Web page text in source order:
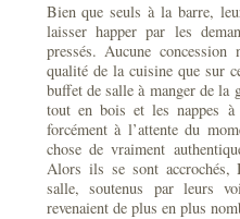
Bien que seuls à la barre,
laisser happer par les
pressés. Aucune
qualité de la cuisine que sur
buffet de salle à manger de la
tout en bois et les nappes à
forcément à l’attente du
chose de vraiment
Alors ils se sont accrochés,
salle, soutenus par leurs
revenaient de plus en plus